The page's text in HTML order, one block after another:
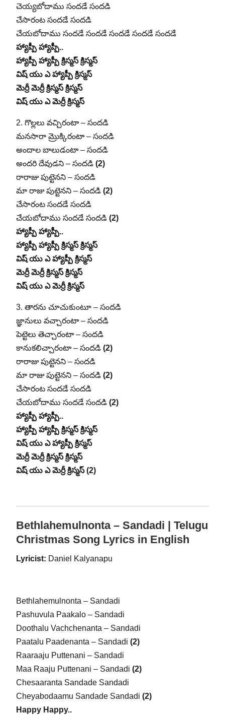
చెయ్యబోదాము సందడే సందడి
చేసారంట సందడే సందడి
చేయబోదాము సందడే సందడే సందడే సందడే సందడే
హ్యాప్పీ హ్యాప్పీ..
హ్యాప్పీ హ్యాప్పీ క్రిస్మస్ క్రిస్మస్
విష్ యు ఎ హ్యాప్పీ క్రిస్మస్
మెర్రీ మెర్రీ క్రిస్మస్ క్రిస్మస్
విష్ యు ఎ మెర్రీ క్రిస్మస్
2. గొల్లలు వచ్చిరంటా – సందడి
మనసారా మ్రొక్కిరంటా – సందడి
అందాల బాలుడంటా – సందడి
అందరి దేవుడని – సందడి (2)
రారాజు పుట్టెనని – సందడి
మా రాజు పుట్టెనని – సందడి (2)
చేసారంట సందడే సందడి
చేయబోదాము సందడే సందడి (2)
హ్యాప్పీ హ్యాప్పీ..
హ్యాప్పీ హ్యాప్పీ క్రిస్మస్ క్రిస్మస్
విష్ యు ఎ హ్యాప్పీ క్రిస్మస్
మెర్రీ మెర్రీ క్రిస్మస్ క్రిస్మస్
విష్ యు ఎ మెర్రీ క్రిస్మస్
3. తారను చూచుకుంటూ – సందడి
జ్ఞానులు వచ్చారంటా – సందడి
పెట్టెలు తెచ్చారంటా – సందడి
కానుకలిచ్చారంటా – సందడి (2)
రారాజు పుట్టెనని – సందడి
మా రాజు పుట్టెనని – సందడి (2)
చేసారంట సందడే సందడి
చేయబోదాము సందడే సందడి (2)
హ్యాప్పీ హ్యాప్పీ..
హ్యాప్పీ హ్యాప్పీ క్రిస్మస్ క్రిస్మస్
విష్ యు ఎ హ్యాప్పీ క్రిస్మస్
మెర్రీ మెర్రీ క్రిస్మస్ క్రిస్మస్
విష్ యు ఎ మెర్రీ క్రిస్మస్ (2)
Bethlahemulnonta – Sandadi | Telugu
Christmas Song Lyrics in English
Lyricist: Daniel Kalyanapu
Bethlahemulnonta – Sandadi
Pashuvula Paakalo – Sandadi
Doothalu Vachchenanta – Sandadi
Paatalu Paadenanta – Sandadi (2)
Raaraaju Puttenani – Sandadi
Maa Raaju Puttenani – Sandadi (2)
Chesaaranta Sandade Sandadi
Cheyabodaamu Sandade Sandadi (2)
Happy Happy..